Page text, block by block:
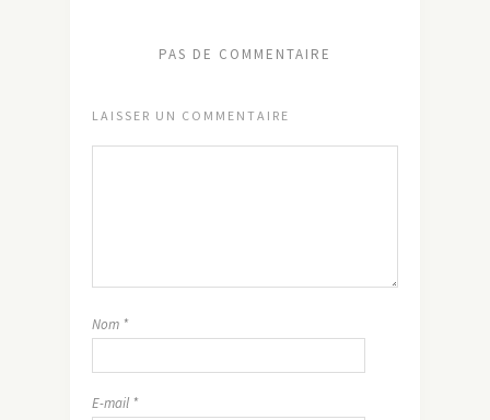
PAS DE COMMENTAIRE
LAISSER UN COMMENTAIRE
Nom *
E-mail *